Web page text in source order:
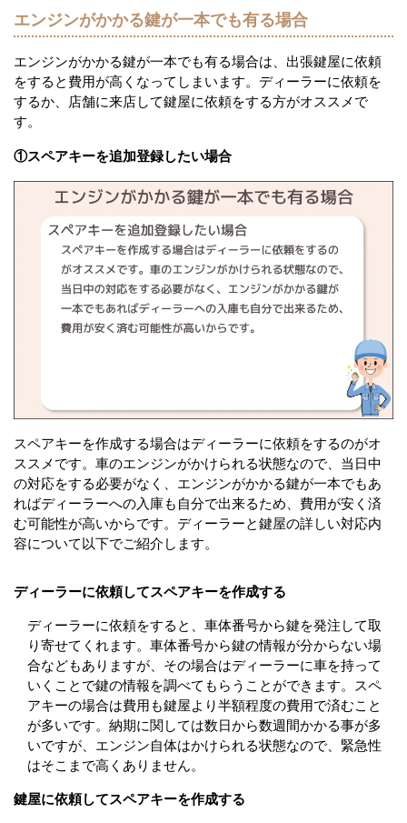
エンジンがかかる鍵が一本でも有る場合
エンジンがかかる鍵が一本でも有る場合は、出張鍵屋に依頼
をすると費用が高くなってしまいます。ディーラーに依頼を
するか、店舗に来店して鍵屋に依頼をする方がオススメで
す。
①スペアキーを追加登録したい場合
スペアキーを作成する場合はディーラーに依頼をするのがオ
ススメです。車のエンジンがかけられる状態なので、当日中
の対応をする必要がなく、エンジンがかかる鍵が一本でもあ
ればディーラーへの入庫も自分で出来るため、費用が安く済
む可能性が高いからです。ディーラーと鍵屋の詳しい対応内
容について以下でご紹介します。
ディーラーに依頼してスペアキーを作成する
ディーラーに依頼をすると、車体番号から鍵を発注して取
り寄せてくれます。車体番号から鍵の情報が分からない場
合などもありますが、その場合はディーラーに車を持って
いくことで鍵の情報を調べてもらうことができます。スペ
アキーの場合は費用も鍵屋より半額程度の費用で済むこと
が多いです。納期に関しては数日から数週間かかる事が多
いですが、エンジン自体はかけられる状態なので、緊急性
はそこまで高くありません。
鍵屋に依頼してスペアキーを作成する